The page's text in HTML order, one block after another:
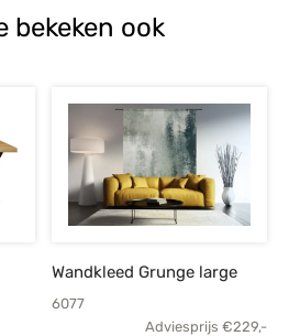
bekeken ook
Wandkleed Grunge large
6077
Adviesprijs €229,-